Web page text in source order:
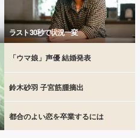
ラスト30秒で状況一変
「ウマ娘」声優 結婚発表
鈴木砂羽 子宮筋腫摘出
都合のよい恋を卒業するには